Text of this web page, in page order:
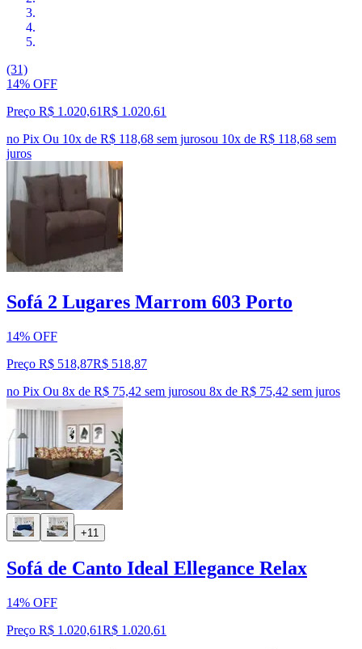
(31)
14% OFF
Preço R$ 1.020,61R$ 1.020,61
no Pix Ou 10x de R$ 118,68 sem jurosou 10x de R$ 118,68 sem
juros
Sofá 2 Lugares Marrom 603 Porto
14% OFF
Preço R$ 518,87R$ 518,87
no Pix Ou 8x de R$ 75,42 sem jurosou 8x de R$ 75,42 sem juros
+11
Sofá de Canto Ideal Ellegance Relax
14% OFF
Preço R$ 1.020,61R$ 1.020,61